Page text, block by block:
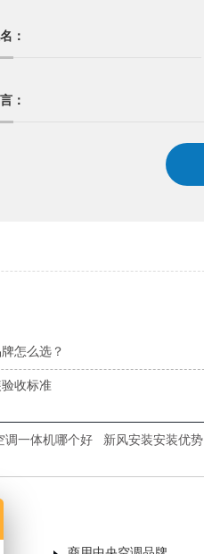
：
：
怎么选？
收标准
调一体机哪个好 新风安装安装优势